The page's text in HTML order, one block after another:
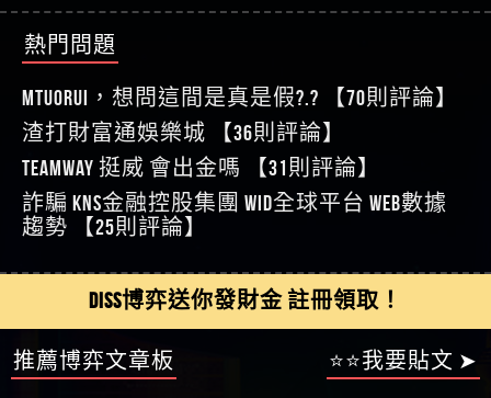
賴zg369」力智投資是不是詐騙 力智投資是真的嗎
力智投資是詐騙嗎 南部老翁還在癡迷力智投資高
回報獲利 請不要在匯款
【其他問題】 【遇天盛商行詐騙追回資金賴
zg369】天盛商行詐騙 天盛商行是不是詐騙 天盛商
行是真的嗎 天盛商行是詐騙嗎 被天盛商行詐騙一
招教你拿回
【其他問題】 受害者援助賴【zg369】退休老翁被
大戶e點靈詐騙痛不欲生 大戶e點靈是真的嗎 大戶e
點靈是不是詐騙 大戶e點靈是詐騙嗎 大戶e點靈無
法出金 （大戶e點靈）教你如何規避詐騙陷阱
【其他問題】 弘記投資詐騙持續收割國人中【免
費討回資金賴zg369】弘記投資是詐騙嗎 弘記投資
是不是詐騙 弘記投資是真的嗎 被弘記投資詐騙的
錢怎麼辦 本文教你如何拿回被騙資金
【其他問題】 被騙追回賴【zg369】KnTop利用新型
詐騙手法欺詐群眾 KnTop是真的嗎 KnTop是不是詐騙
KnTop是詐騙嗎 【KnTop】KnTop無法出金 被KnTop詐騙
的錢一招拿回
【其他問題】機台運算專案詐騙持續收割國人中
【免費討回資金賴zg369】機台運算專案是詐騙嗎
機台運算專案是不是詐騙 機台運算專案是真的嗎
被機台運算專案詐騙的錢怎麼辦 本文教你如何拿
回被騙資金
【其他問題】 Hoyabit詐騙持續收割國人中【免費
討回資金賴zg369】Hoyabit是詐騙嗎 Hoyabit是不是詐
騙 Hoyabit是真的嗎 被HoyabitHoyabit詐騙的錢怎麼辦
本文教你如何拿回被騙資金
【其他問題】KS.M多元化行銷詐騙持續收割國人
中【免費討回資金賴zg369】KS.M多元化行銷是詐
騙嗎 KS.M多元化行銷是不是詐騙 KS.M多元化行銷是
你如何拿回被騙資金
【其他問題】免費追回賴「zg369」深度解析野原
家 Family & Love如何詐騙 野原家 Family & Love是不是詐
詐騙嗎 165多次通報野原家 Family & Love是詐騙平台
【其他問題】元盈橋詐騙持續收割國人中【免費
詐騙 元盈橋是真的嗎 被元盈橋詐騙的錢怎麼辦
本文教你如何拿回被騙資金
型詐騙手法欺詐群眾 M.L.Edge是真的嗎 M.L.Edge是不
是詐騙 M.L.Edge是詐騙嗎 【M.L.Edge】M.L.Edge無法出
金 被M.L.Edge詐騙的錢一招拿回
【其他問題】 Robinhood詐騙持續收割國人中【免
費討回資金賴zg369】Robinhood是詐騙嗎 Robinhood是
不是詐騙 Robinhood是真的嗎 被Robinhood詐騙的錢怎
麼辦 本文教你如何拿回被騙資金
【其他問題】FLTO詐騙持續收割國人中【免費討回
資金賴zg369】FLTO是詐騙嗎 FLTO是不是詐騙 FLTO是
真的嗎 被FLTO詐騙的錢怎麼辦 本文教你如何拿回
【其他問題】 遇詐騙求救賴【zg369】八旬老翁被
ALYWS詐騙家破人亡 ALYWS是真的嗎 ALYWS是不是詐騙
回答
【王亞廷】LINE:kK605638
【王亞廷】#免費手遊#錢龍皇ONLINE#http
【傑】真的
【蔡如軒】黑網一個呵呵
【Wei】讚
【沈樂慧】又是九州??爛死了黑網不要玩
【林伊依】爛死了拉贏錢直接鎖帳號可以去吃屎
【陳靜茹】推薦小畢，我也是小畢的會員～～
【AVA娛樂城】還會自己做假對話來毀謗欸哈哈哈
【陳順堪】黑網不出金
【黃伊珊】不推薦爛公司
【陳順堪】星匯娛樂城出金幾次後贏錢就不給出
金
【陳順堪】黑網出金幾次後贏了就不出金出
熱門問題
MTUORUi，想問這間是真是假?.? 【70則評論】
渣打財富通娛樂城 【36則評論】
TEAMWAY 挺威 會出金嗎 【31則評論】
詐騙 kns金融控股集團 WID全球平台 WEB數據
趨勢 【25則評論】
DISS博弈送你發財金 註冊領取！
推薦博弈文章板 ⭐⭐我要貼文 ➤